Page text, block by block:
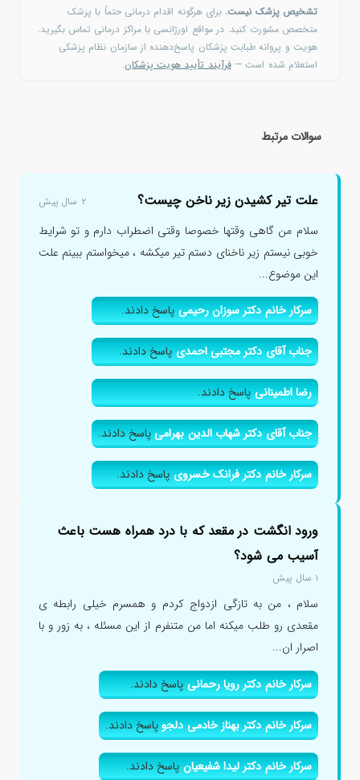
تشخیص پزشک نیست. برای هرگونه اقدام درمانی حتماً با پزشک
متخصص مشورت کنید. در مواقع اورژانسی با مراکز درمانی تماس بگیرید.
هویت و پروانه طبابت پزشکان پاسخ‌دهنده از سازمان نظام پزشکی
استعلام شده است —فرآیند تأیید هویت پزشکان.
سوالات مرتبط
علت تیر کشیدن زیر ناخن چیست؟ ۲ سال پیش
سلام من گاهی وقتها خصوصا وقتی اضطراب دارم و تو شرایط
خوبی نیستم زیر ناخنای دستم تیر میکشه ، میخواستم ببینم علت
این موضوع...
سرکار خانم دکتر سوزان رحیمیپاسخ دادند.
جناب آقای دکتر مجتبی احمدیپاسخ دادند.
رضا اطمینانیپاسخ دادند.
جناب آقای دکتر شهاب الدین بهرامیپاسخ دادند.
سرکار خانم دکتر فرانک خسرویپاسخ دادند.
ورود انگشت در مقعد که با درد همراه هست باعث
آسیب می شود؟
۱ سال پیش
سلام ، من به تازگی ازدواج کردم و همسرم خیلی رابطه ی
مقعدی رو طلب میکنه اما من متنفرم از این مسئله ، به زور و با
اصرار ان...
سرکار خانم دکتر رویا رحمانیپاسخ دادند.
سرکار خانم دکتر بهناز خادمی دلجوپاسخ دادند.
سرکار خانم دکتر لیدا شفیعیانپاسخ دادند.